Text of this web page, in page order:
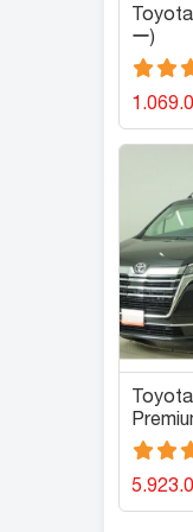
ー)
プレミ